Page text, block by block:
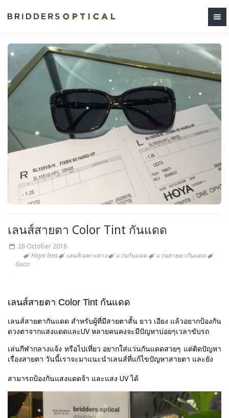
เลนส์สายตา Color Tint กันแดด
26 October 2018
Hoya lens
เลนส์เฉพาะทาง แว่นกันแดด
แว่นสายตากันแดด
Gucci
เลนส์สายตา Color Tint กันแดด
เลนส์สายตากันแดด สำหรับผู้ที่มีสายตาสั้น ยาว เอียง แล้วอยากป้องกัน
ดวงตาจากแสงแดดและUV หลายคนคงจะมีปัญหาบ่อยๆเวลาขับรถ
เล่นกีฬากลางแจ้ง หรือไปเที่ยว อยากใส่แว่นกันแดดสวยๆ แต่ติดปัญหา
เรื่องสายตา วันนี้เราจะมาแนะนำเลนส์ที่แก้ไขปัญหาสายตา และยัง
สามารถป้องกันแสงแดดจ้า และแสง UV ได้